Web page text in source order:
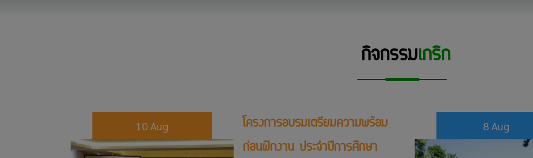
กิจกรรมเกริก
10 Aug
โครงการอบรมเตรียมความพร้อม
ก่อนฝึกงาน ประจำปีการศึกษา
8 Aug